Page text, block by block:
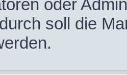
oder
soll die